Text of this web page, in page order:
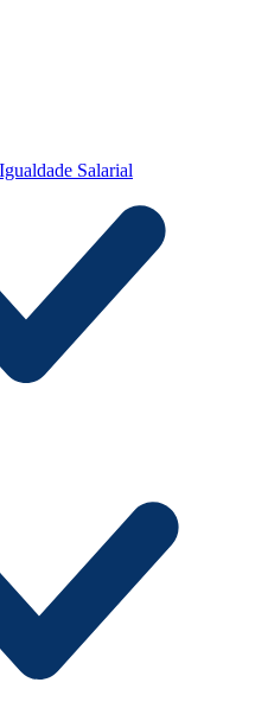
Salarial